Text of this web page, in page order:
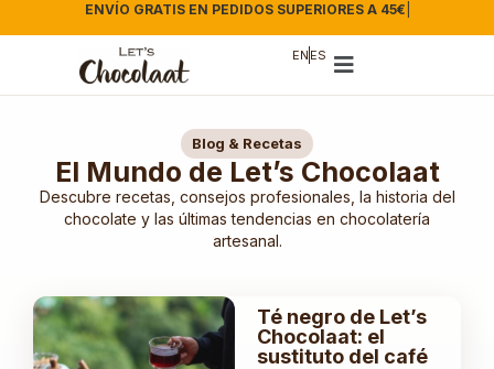
ENVÍO GRATIS EN PEDIDOS SUPERIORES A 45€
EN ES
Blog & Recetas
El Mundo de Let’s Chocolaat
Descubre recetas, consejos profesionales, la historia del
chocolate y las últimas tendencias en chocolatería
artesanal.
Té negro de Let’s
Chocolaat: el
sustituto del café